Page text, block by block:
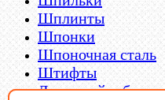
Шплинты
Шпонки
Шпоночная сталь
Штифты
Латунный и